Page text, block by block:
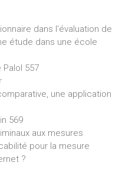
dans l'évaluation de
étude dans une école
Palol 557
une application
569
aux mesures
pour la mesure
?